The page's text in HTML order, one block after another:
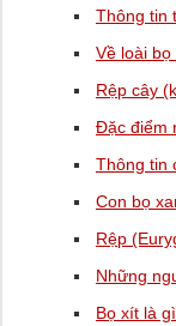
Thông tin
Về loài
Rệp cây
Đặc điểm
Thông tin
Con bọ
Rệp
Những
Bọ xít là